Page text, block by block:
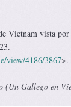
vista por
view/4186/3867>.
(Un Gallego en